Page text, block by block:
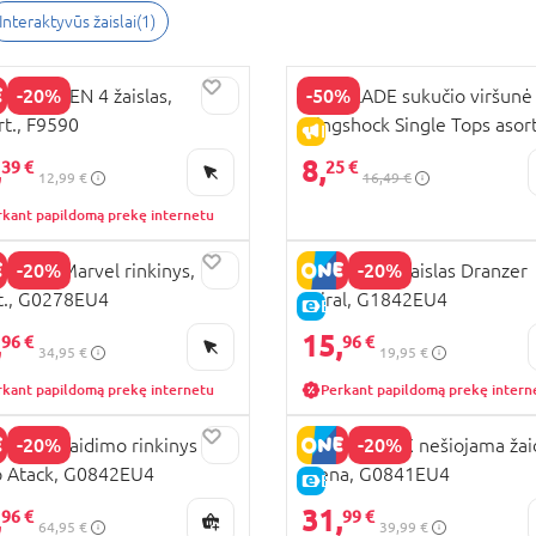
Interaktyvūs žaislai(1)
-20%GEN 4 žaislas,
F9590
39 €
12,99 €
papildomą prekę internetu
-50%
IŠPARDAVIMAS
BEY BLADE sukučio viršunė
Slingshock Single Tops
E4602EU4
8,25 €
16,49 €
-20% Marvel rinkinys,
G0278EU4
96 €
34,95 €
papildomą prekę internetu
-20%
E-KAINA
BEY BLADE žaislas Dranzer
spiral, G1842EU4
15,96 €
19,95 €
Perkant papildomą prekę
-20% žaidimo rinkinys
Atack, G0842EU4
96 €
64,95 €
-20%
E-KAINA
BEY BLADE X nešiojama
arena, G0841EU4
31,99 €
39,99 €